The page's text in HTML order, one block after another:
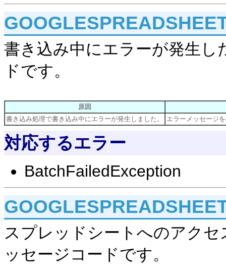
書き込み中にエラーが発生
ドです。
原因
書き込み処理で書き込み中にエラーが発生しました。
エラーメッセージ
対応するエラー
BatchFailedException
スプレッドシートへのアク
ッセージコードです。